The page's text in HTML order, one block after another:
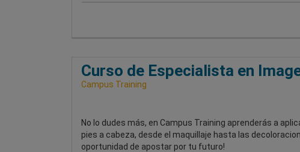
Curso de Especialista en
Campus Training
No lo dudes más, en Campus Training aprenderás a
pies a cabeza, desde el maquillaje hasta las
oportunidad de apostar por tu futuro!